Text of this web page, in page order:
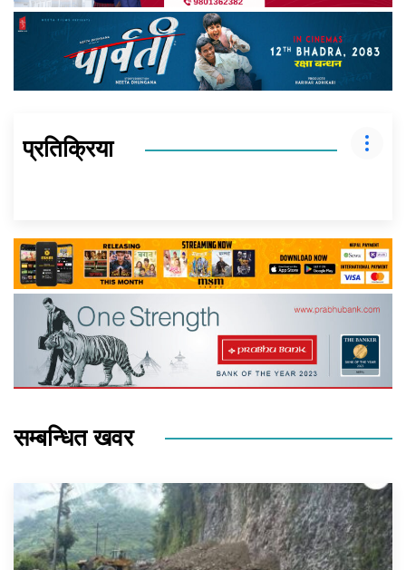
प्रतिक्रिया
सम्बन्धित खवर